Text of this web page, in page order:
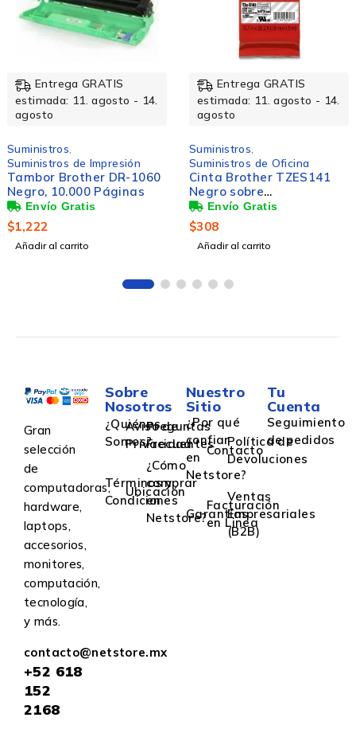
Entrega GRATIS
estimada: 11. agosto - 14.
agosto
Suministros
Suministros de Oficina
Cinta Brother TZES141
Negro sobre
Transparente, 18mm x
8m
$308
Añadir al carrito
Entrega GRATIS
estimada: 11. agosto - 14.
agosto
Suministros
Suministros de Oficina
Brother Rollo Etiqueta
DK1204, 17 x 54mm, 400
Etiquetas, para Brother
QL-500/QL-550
$162
Añadir al carrito
Gran
selección
de
computadoras,
hardware,
laptops,
accesorios,
monitores,
computación,
tecnología,
y más.
contacto@netstore.mx
+52 618
152
2168
Sobre
Nosotros
¿Quiénes
Somos?
Aviso de
Privacidad
Preguntas
Frecuentes
Términos y
Condiciones
Ubicación
¿Cómo
comprar
en
Netstore?
Nuestro
Sitio
¿Por qué
confiar
en
Netstore?
Contacto
Política de
Devoluciones
Garantías
Facturación
en Linea
Ventas
Empresariales
(B2B)
Tu
Cuenta
Seguimiento
de pedidos